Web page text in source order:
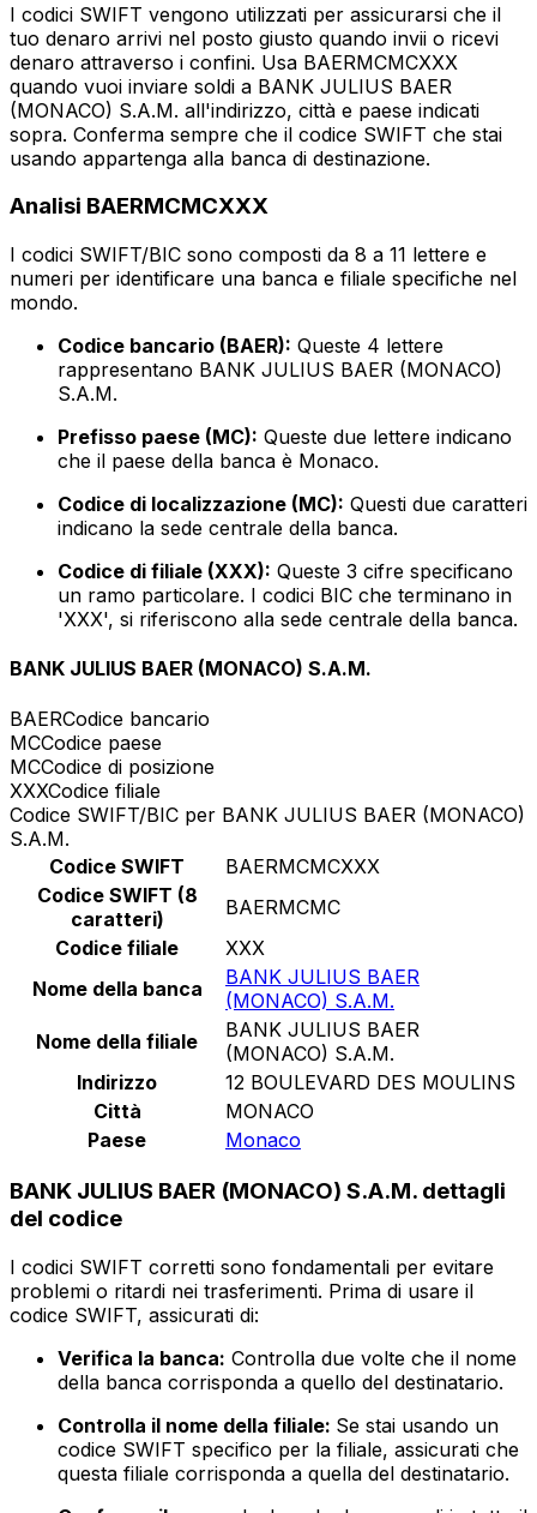
I codici SWIFT vengono utilizzati per assicurarsi che il
tuo denaro arrivi nel posto giusto quando invii o ricevi
denaro attraverso i confini. Usa BAERMCMCXXX
quando vuoi inviare soldi a BANK JULIUS BAER
(MONACO) S.A.M. all'indirizzo, città e paese indicati
sopra. Conferma sempre che il codice SWIFT che stai
usando appartenga alla banca di destinazione.
Analisi BAERMCMCXXX
I codici SWIFT/BIC sono composti da 8 a 11 lettere e
numeri per identificare una banca e filiale specifiche nel
mondo.
Codice bancario (BAER): Queste 4 lettere
rappresentano BANK JULIUS BAER (MONACO)
S.A.M.
Prefisso paese (MC): Queste due lettere indicano
che il paese della banca è Monaco.
Codice di localizzazione (MC): Questi due caratteri
indicano la sede centrale della banca.
Codice di filiale (XXX): Queste 3 cifre specificano
un ramo particolare. I codici BIC che terminano in
'XXX', si riferiscono alla sede centrale della banca.
BANK JULIUS BAER (MONACO) S.A.M.
BAERCodice bancario
MCCodice paese
MCCodice di posizione
XXXCodice filiale
Codice SWIFT/BIC per BANK JULIUS BAER (MONACO)
S.A.M.
Codice SWIFT
BAERMCMCXXX
Codice SWIFT (8
caratteri)
BAERMCMC
Codice filiale
XXX
Nome della banca
BANK JULIUS BAER
(MONACO) S.A.M.
Nome della filiale
BANK JULIUS BAER
(MONACO) S.A.M.
Indirizzo
12 BOULEVARD DES MOULINS
Città
MONACO
Paese
Monaco
BANK JULIUS BAER (MONACO) S.A.M. dettagli
del codice
I codici SWIFT corretti sono fondamentali per evitare
problemi o ritardi nei trasferimenti. Prima di usare il
codice SWIFT, assicurati di:
Verifica la banca: Controlla due volte che il nome
della banca corrisponda a quello del destinatario.
Controlla il nome della filiale: Se stai usando un
codice SWIFT specifico per la filiale, assicurati che
questa filiale corrisponda a quella del destinatario.